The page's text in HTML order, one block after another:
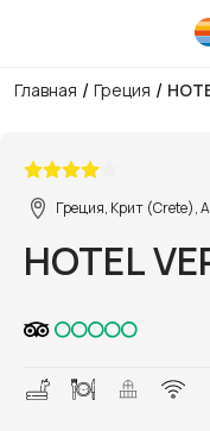
Главная / Греция /
Греция, Крит (Crete),
HOTEL